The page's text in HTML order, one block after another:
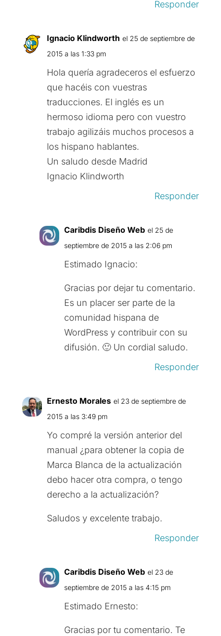
Responder
Ignacio Klindworth el 25 de septiembre de
2015 a las 1:33 pm
Hola quería agradeceros el esfuerzo
que hacéis con vuestras
traducciones. El inglés es un
hermoso idioma pero con vuestro
trabajo agilizáis muchos procesos a
los hispano hablantes.
Un saludo desde Madrid
Ignacio Klindworth
Responder
Caribdis Diseño Web el 25 de
septiembre de 2015 a las 2:06 pm
Estimado Ignacio:
Gracias por dejar tu comentario.
Es un placer ser parte de la
comunidad hispana de
WordPress y contribuir con su
difusión. 🙂 Un cordial saludo.
Responder
Ernesto Morales el 23 de septiembre de
2015 a las 3:49 pm
Yo compré la versión anterior del
manual ¿para obtener la copia de
Marca Blanca de la actualización
debo hacer otra compra, o tengo
derecho a la actualización?
Saludos y excelente trabajo.
Responder
Caribdis Diseño Web el 23 de
septiembre de 2015 a las 4:15 pm
Estimado Ernesto:
Gracias por tu comentario. Te